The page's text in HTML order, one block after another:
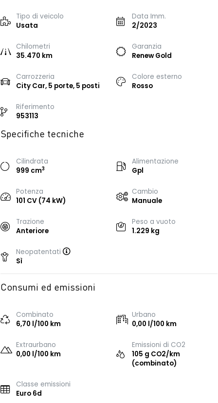
Tipo di veicolo
Usata
Data Imm.
2/2023
Chilometri
35.470 km
Garanzia
Renew Gold
Carrozzeria
City Car, 5 porte, 5 posti
Colore esterno
Rosso
Riferimento
953113
Specifiche tecniche
Cilindrata
999 cm3
Alimentazione
Gpl
Potenza
101 CV (74 kW)
Cambio
Manuale
Trazione
Anteriore
Peso a vuoto
1.229 kg
Neopatentati
Sì
Consumi ed emissioni
Combinato
6,70 l/100 km
Urbano
0,00 l/100 km
Extraurbano
0,00 l/100 km
Emissioni di CO2
105 g CO2/km
(combinato)
Classe emissioni
Euro 6d